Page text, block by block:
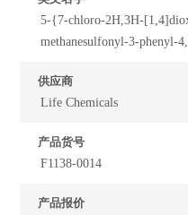
5-{7-chloro-2H,3H-
methanesulfonyl-3-phenyl-
供应商
Life Chemicals
产品货号
F1138-0014
产品报价